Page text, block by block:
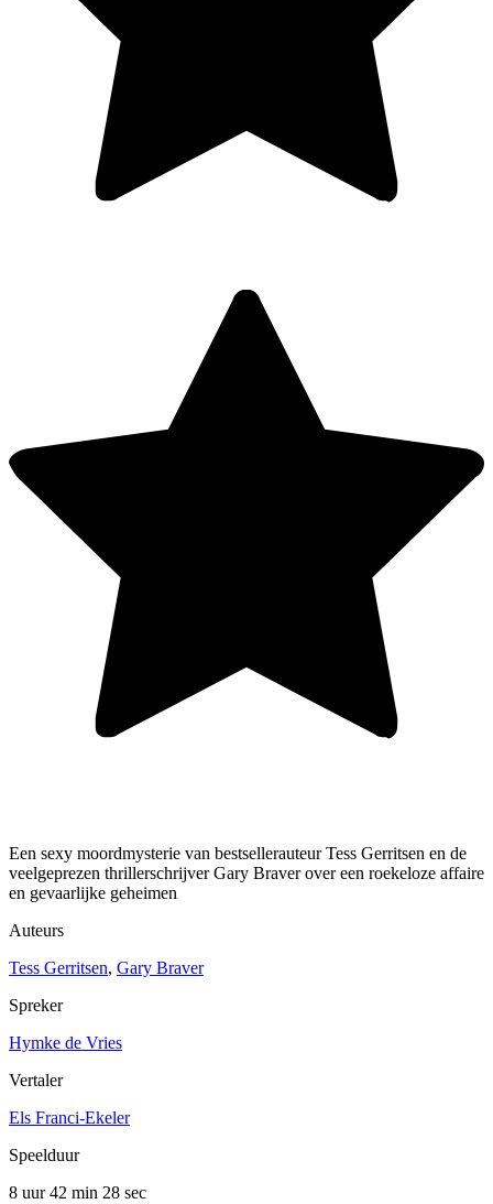
Een sexy moordmysterie van bestsellerauteur Tess Gerritsen en de
veelgeprezen thrillerschrijver Gary Braver over een roekeloze affaire
en gevaarlijke geheimen
Auteurs
Tess Gerritsen, Gary Braver
Spreker
Hymke de Vries
Vertaler
Els Franci-Ekeler
Speelduur
8 uur 42 min 28 sec